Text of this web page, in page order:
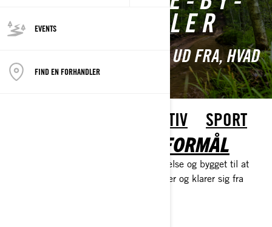
EVENTS
FIND EN FORHANDLER
SIDE MODELLER
UDFORSK SXS-MODELLER UD FRA, HVAD
DE ER BYGGET TIL.
REKREATIV SPORT
BRUGS- OG FRITIDSFORMÅL
Hårdtarbejdende, minimal vedligeholdelse og bygget til at
holde. Vores SSV transporterer, bugserer og klarer sig fra